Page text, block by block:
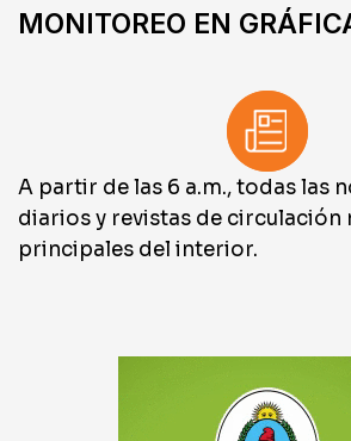
MONITOREO EN
A partir de las 6 a.m., todas las
diarios y revistas de circulación
principales del interior.